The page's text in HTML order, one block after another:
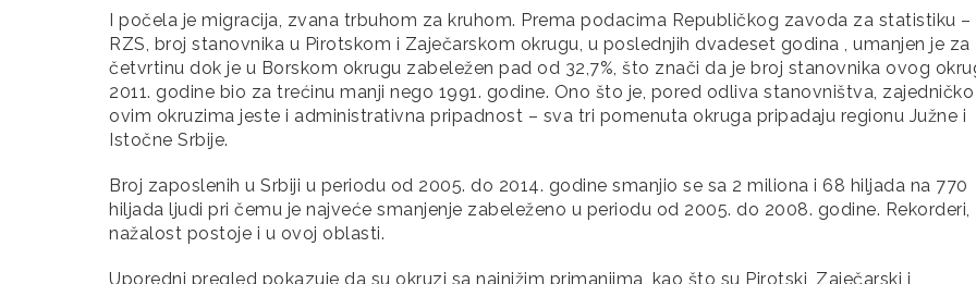
I počela je migracija, zvana trbuhom za kruhom. Prema podacima Republičkog zavoda za statistiku –
RZS, broj stanovnika u Pirotskom i Zaječarskom okrugu, u poslednjih dvadeset godina , umanjen je za
četvrtinu dok je u Borskom okrugu zabeležen pad od 32,7%, što znači da je broj stanovnika ovog
2011. godine bio za trećinu manji nego 1991. godine. Ono što je, pored odliva stanovništva, zajedničko
ovim okruzima jeste i administrativna pripadnost – sva tri pomenuta okruga pripadaju regionu Južne i
Istočne Srbije.
Broj zaposlenih u Srbiji u periodu od 2005. do 2014. godine smanjio se sa 2 miliona i 68 hiljada na 770
hiljada ljudi pri čemu je najveće smanjenje zabeleženo u periodu od 2005. do 2008. godine. Rekorderi,
nažalost postoje i u ovoj oblasti.
Uporedni pregled pokazuje da su okruzi sa najnižim primanjima, kao što su Pirotski, Zaječarski i